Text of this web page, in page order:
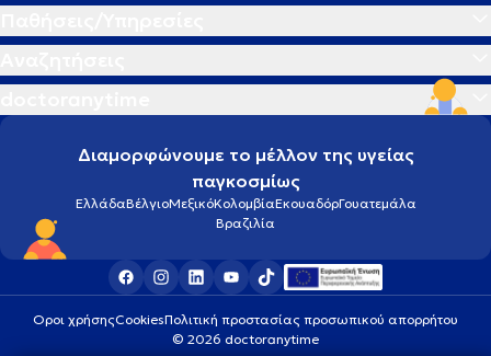
Διαμορφώνουμε το μέλλον της υγείας
παγκοσμίως
ΕλλάδαΒέλγιοΜεξικόΚολομβίαΕκουαδόρΓουατεμάλα
Βραζιλία
Οροι χρήσηςCookiesΠολιτική προστασίας προσωπικού απορρήτου
© 2026 doctoranytime